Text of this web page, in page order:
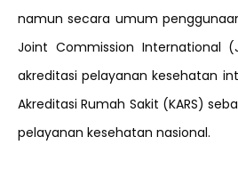
namun secara umum
Joint Commission International
akreditasi pelayanan kesehatan
Akreditasi Rumah Sakit (KARS)
pelayanan kesehatan nasional.